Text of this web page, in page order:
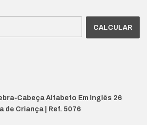
CALCULAR
Cabeça Alfabeto Em Inglês 26
de Criança | Ref. 5076